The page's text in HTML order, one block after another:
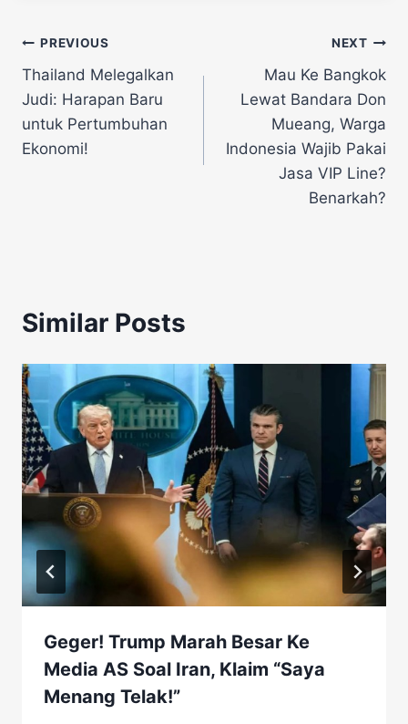
Navigasi
pos
PREVIOUS
Thailand Melegalkan
Judi: Harapan Baru
untuk Pertumbuhan
Ekonomi!
NEXT
Mau Ke Bangkok
Lewat Bandara Don
Mueang, Warga
Indonesia Wajib Pakai
Jasa VIP Line?
Benarkah?
Similar Posts
Geger! Trump Marah Besar Ke
Media AS Soal Iran, Klaim “Saya
Menang Telak!”